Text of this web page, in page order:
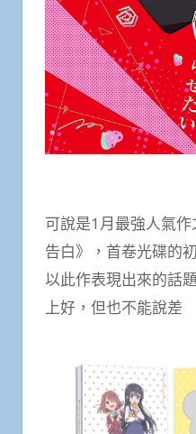
可說是1月最強人氣
告白》，首卷光碟的
以此作表現出來的話
上好，但也不能說差